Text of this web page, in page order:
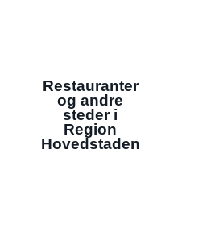
Restauranter
og andre
steder i
Region
Hovedstaden